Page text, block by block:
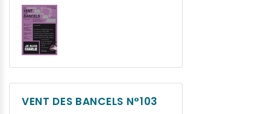
VENT DES BANCELS N°103